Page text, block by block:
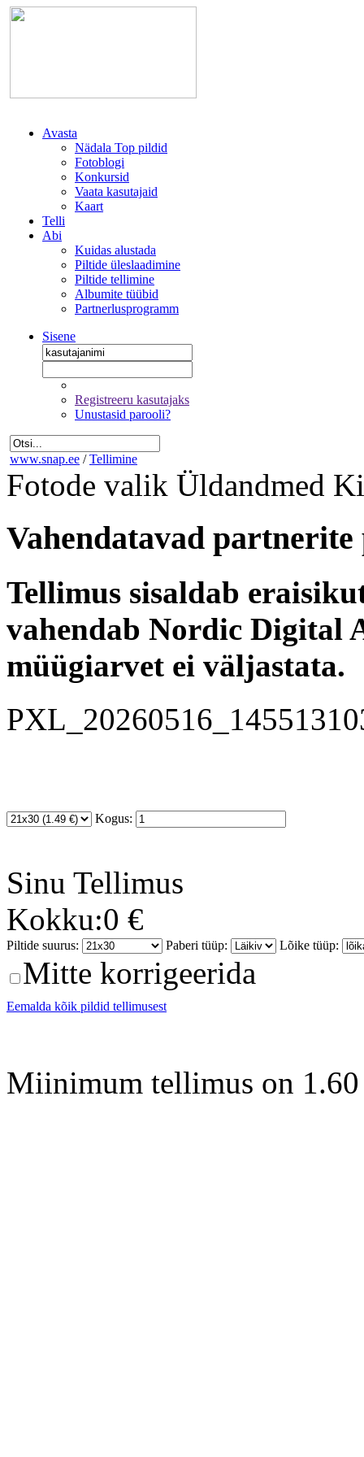
Avasta
Nädala Top pildid
Fotoblogi
Konkursid
Vaata kasutajaid
Kaart
Telli
Abi
Kuidas alustada
Piltide üleslaadimine
Piltide tellimine
Albumite tüübid
Partnerlusprogramm
Sisene
Registreeru kasutajaks
Unustasid parooli?
www.snap.ee / Tellimine
Fotode valik Üldandmed
Vahendatavad
Tellimus sisaldab
vahendab Nordic Digital
müügiarvet ei väljastata.
Kogus:
Sinu Tellimus
Kokku:0 €
Piltide suurus: Paberi tüüp: Lõike tüüp:
Mitte korrigeerida
Eemalda kõik pildid tellimusest
Miinimum tellimus on